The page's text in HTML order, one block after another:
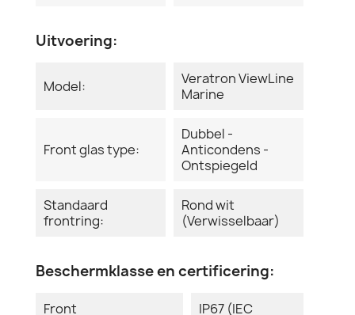
Uitvoering:
Model:
Veratron ViewLine
Marine
Front glas type:
Dubbel -
Anticondens -
Ontspiegeld
Standaard
frontring:
Rond wit
(Verwisselbaar)
Beschermklasse en certificering:
Front IP67 (IEC